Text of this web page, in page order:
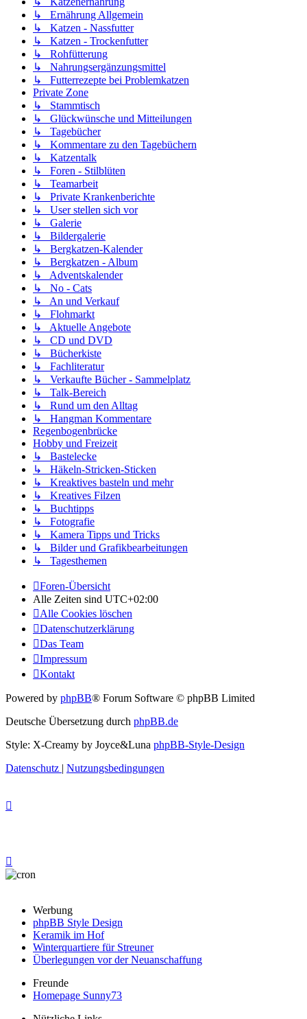
↳ Ernährung Allgemein
↳ Katzen - Nassfutter
↳ Katzen - Trockenfutter
↳ Rohfütterung
↳ Nahrungsergänzungsmittel
↳ Futterrezepte bei Problemkatzen
Private Zone
↳ Stammtisch
↳ Glückwünsche und Mitteilungen
↳ Tagebücher
↳ Kommentare zu den Tagebüchern
↳ Katzentalk
↳ Foren - Stilblüten
↳ Teamarbeit
↳ Private Krankenberichte
↳ User stellen sich vor
↳ Galerie
↳ Bildergalerie
↳ Bergkatzen-Kalender
↳ Bergkatzen - Album
↳ Adventskalender
↳ No - Cats
↳ An und Verkauf
↳ Flohmarkt
↳ Aktuelle Angebote
↳ CD und DVD
↳ Bücherkiste
↳ Fachliteratur
↳ Verkaufte Bücher - Sammelplatz
↳ Talk-Bereich
↳ Rund um den Alltag
↳ Hangman Kommentare
Regenbogenbrücke
Hobby und Freizeit
↳ Bastelecke
↳ Häkeln-Stricken-Sticken
↳ Kreaktives basteln und mehr
↳ Kreatives Filzen
↳ Buchtipps
↳ Fotografie
↳ Kamera Tipps und Tricks
↳ Bilder und Grafikbearbeitungen
↳ Tagesthemen
Foren-Übersicht
Alle Zeiten sind UTC+02:00
Alle Cookies löschen
Datenschutzerklärung
Das Team
Impressum
Kontakt
Powered by phpBB® Forum Software © phpBB Limited
Deutsche Übersetzung durch phpBB.de
Style: X-Creamy by Joyce&Luna phpBB-Style-Design
Datenschutz | Nutzungsbedingungen
Werbung
phpBB Style Design
Keramik im Hof
Winterquartiere für Streuner
Überlegungen vor der Neuanschaffung
Freunde
Homepage Sunny73